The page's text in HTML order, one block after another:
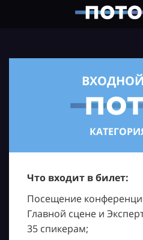
Что входит в билет:
Посещение
Главной сцене и
35 спикерам;